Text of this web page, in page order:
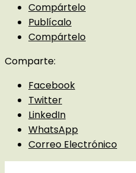
Compártelo
Publícalo
Compártelo
Comparte:
Facebook
Twitter
LinkedIn
WhatsApp
Correo Electrónico